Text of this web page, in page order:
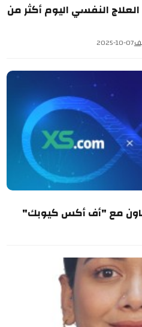
القلق المعاصر: لماذا نحتاج العلاج النفسي اليوم أكثر من
2025-10-07